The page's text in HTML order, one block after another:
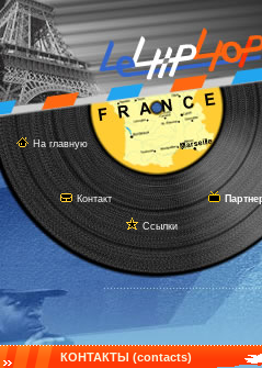
На главную
Контакт
Ссылки
КОНТАКТЫ (contacts)